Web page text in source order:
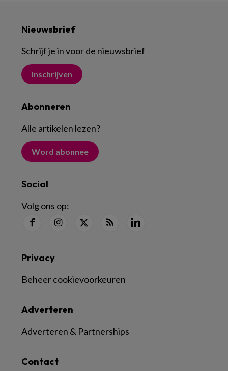
Nieuwsbrief
Schrijf je in voor de nieuwsbrief
Inschrijven
Abonneren
Alle artikelen lezen?
Word abonnee
Social
Volg ons op:
Contact
Adverteren
Adverteren & Partnerships
Privacy
Beheer cookievoorkeuren